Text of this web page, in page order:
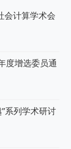
会计算学术会
度增选委员通
系列学术研讨